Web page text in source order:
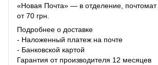
«Новая Почта» — в отделение, почтомат
от 70 грн.
Подробнее о доставке
- Наложенный платеж на почте
- Банковской картой
Гарантия от производителя 12 месяцев